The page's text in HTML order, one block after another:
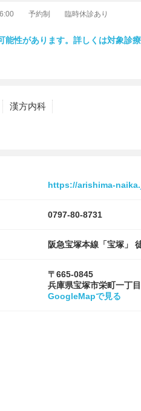
16:00 予約制 臨時休診あり
能性があります。詳しくは対象診
漢方内科
https://arishima-
0797-80-8731
阪急宝塚本線「宝塚」
〒665-0845
兵庫県宝塚市栄町一丁
GoogleMapで見る